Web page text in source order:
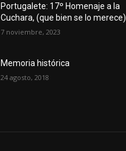
Portugalete: 17º Homenaje a la
Cuchara, (que bien se lo merece)
7 noviembre, 2023
Memoria histórica
24 agosto, 2018